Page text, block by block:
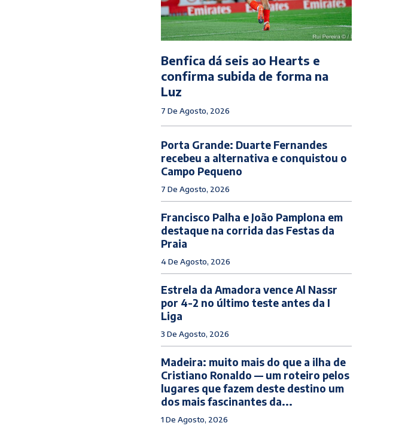
Benfica dá seis ao Hearts e
confirma subida de forma na
Luz
7 De Agosto, 2026
Porta Grande: Duarte Fernandes
recebeu a alternativa e conquistou o
Campo Pequeno
7 De Agosto, 2026
Francisco Palha e João Pamplona em
destaque na corrida das Festas da
Praia
4 De Agosto, 2026
Estrela da Amadora vence Al Nassr
por 4-2 no último teste antes da I
Liga
3 De Agosto, 2026
Madeira: muito mais do que a ilha de
Cristiano Ronaldo — um roteiro pelos
lugares que fazem deste destino um
dos mais fascinantes da...
1 De Agosto, 2026